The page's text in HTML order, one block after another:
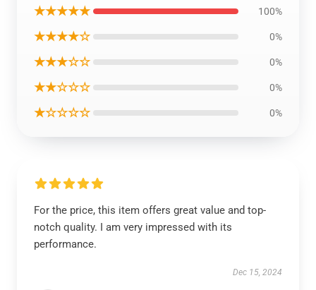
★★★★★ 100%
★★★★☆ 0%
★★★☆☆ 0%
★★☆☆☆ 0%
★☆☆☆☆ 0%
For the price, this item offers great value and top-
notch quality. I am very impressed with its
performance.
Dec 15, 2024